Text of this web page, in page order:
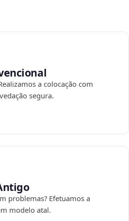
a colocação com
segura.
problemas? Efetuamos a
modelo atal.